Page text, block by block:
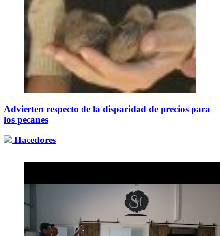
Advierten respecto de la disparidad de precios para
los pecanes
Hacedores